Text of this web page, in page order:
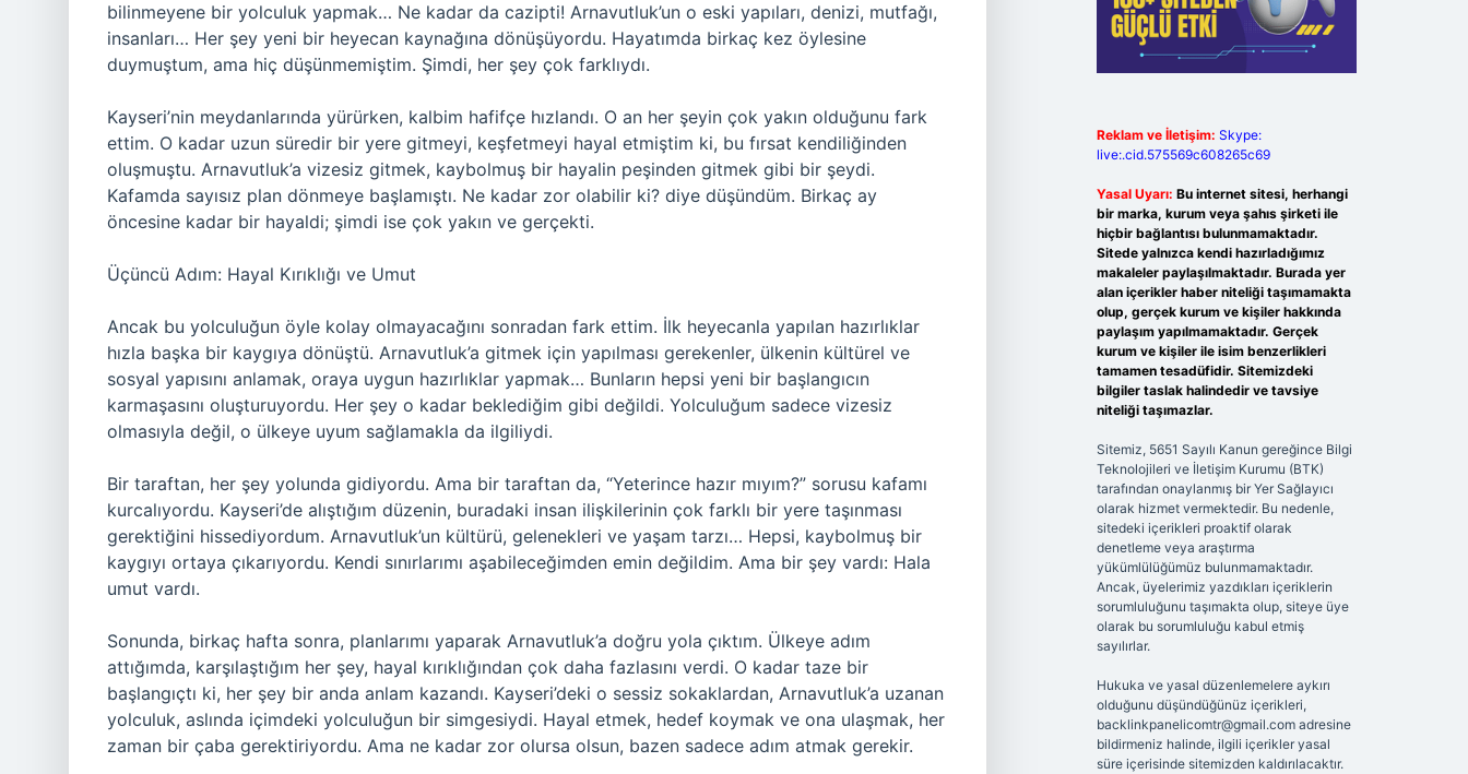
bilinmeyene bir yolculuk yapmak… Ne kadar da cazipti! Arnavutluk’un o eski yapıları, denizi, mutfağı,
insanları… Her şey yeni bir heyecan kaynağına dönüşüyordu. Hayatımda birkaç kez öylesine
duymuştum, ama hiç düşünmemiştim. Şimdi, her şey çok farklıydı.
Kayseri’nin meydanlarında yürürken, kalbim hafifçe hızlandı. O an her şeyin çok yakın olduğunu fark
ettim. O kadar uzun süredir bir yere gitmeyi, keşfetmeyi hayal etmiştim ki, bu fırsat kendiliğinden
oluşmuştu. Arnavutluk’a vizesiz gitmek, kaybolmuş bir hayalin peşinden gitmek gibi bir şeydi.
Kafamda sayısız plan dönmeye başlamıştı. Ne kadar zor olabilir ki? diye düşündüm. Birkaç ay
öncesine kadar bir hayaldi; şimdi ise çok yakın ve gerçekti.
Üçüncü Adım: Hayal Kırıklığı ve Umut
Ancak bu yolculuğun öyle kolay olmayacağını sonradan fark ettim. İlk heyecanla yapılan hazırlıklar
hızla başka bir kaygıya dönüştü. Arnavutluk’a gitmek için yapılması gerekenler, ülkenin kültürel ve
sosyal yapısını anlamak, oraya uygun hazırlıklar yapmak… Bunların hepsi yeni bir başlangıcın
karmaşasını oluşturuyordu. Her şey o kadar beklediğim gibi değildi. Yolculuğum sadece vizesiz
olmasıyla değil, o ülkeye uyum sağlamakla da ilgiliydi.
Bir taraftan, her şey yolunda gidiyordu. Ama bir taraftan da, “Yeterince hazır mıyım?” sorusu kafamı
kurcalıyordu. Kayseri’de alıştığım düzenin, buradaki insan ilişkilerinin çok farklı bir yere taşınması
gerektiğini hissediyordum. Arnavutluk’un kültürü, gelenekleri ve yaşam tarzı… Hepsi, kaybolmuş bir
kaygıyı ortaya çıkarıyordu. Kendi sınırlarımı aşabileceğimden emin değildim. Ama bir şey vardı: Hala
umut vardı.
Sonunda, birkaç hafta sonra, planlarımı yaparak Arnavutluk’a doğru yola çıktım. Ülkeye adım
attığımda, karşılaştığım her şey, hayal kırıklığından çok daha fazlasını verdi. O kadar taze bir
başlangıçtı ki, her şey bir anda anlam kazandı. Kayseri’deki o sessiz sokaklardan, Arnavutluk’a uzanan
yolculuk, aslında içimdeki yolculuğun bir simgesiydi. Hayal etmek, hedef koymak ve ona ulaşmak, her
zaman bir çaba gerektiriyordu. Ama ne kadar zor olursa olsun, bazen sadece adım atmak gerekir.
Reklam ve İletişim: Skype:
live:.cid.575569c608265c69
Yasal Uyarı: Bu internet sitesi, herhangi
bir marka, kurum veya şahıs şirketi ile
hiçbir bağlantısı bulunmamaktadır.
Sitede yalnızca kendi hazırladığımız
makaleler paylaşılmaktadır. Burada yer
alan içerikler haber niteliği taşımamakta
olup, gerçek kurum ve kişiler hakkında
paylaşım yapılmamaktadır. Gerçek
kurum ve kişiler ile isim benzerlikleri
tamamen tesadüfidir. Sitemizdeki
bilgiler taslak halindedir ve tavsiye
niteliği taşımazlar.
Sitemiz, 5651 Sayılı Kanun gereğince Bilgi
Teknolojileri ve İletişim Kurumu (BTK)
tarafından onaylanmış bir Yer Sağlayıcı
olarak hizmet vermektedir. Bu nedenle,
sitedeki içerikleri proaktif olarak
denetleme veya araştırma
yükümlülüğümüz bulunmamaktadır.
Ancak, üyelerimiz yazdıkları içeriklerin
sorumluluğunu taşımakta olup, siteye üye
olarak bu sorumluluğu kabul etmiş
sayılırlar.
Hukuka ve yasal düzenlemelere aykırı
olduğunu düşündüğünüz içerikleri,
backlinkpanelicomtr@gmail.comadresine
bildirmeniz halinde, ilgili içerikler yasal
süre içerisinde sitemizden kaldırılacaktır.